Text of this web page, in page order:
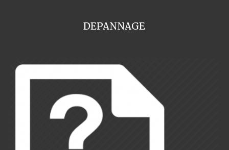
DEPANNAGE